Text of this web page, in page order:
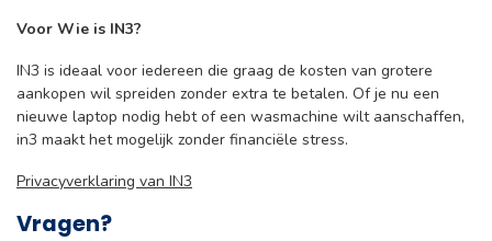
Voor Wie is IN3?
IN3 is ideaal voor iedereen die graag de kosten van grotere
aankopen wil spreiden zonder extra te betalen. Of je nu een
nieuwe laptop nodig hebt of een wasmachine wilt aanschaffen,
in3 maakt het mogelijk zonder financiële stress.
Privacyverklaring van IN3
Vragen?